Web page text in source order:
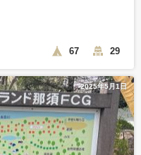
67 29
2025年5月1日